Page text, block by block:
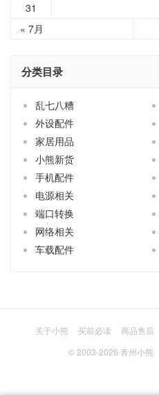
« 7月
31
分类目录
乱七八糟
外设配件
家居用品
小熊新货
手机配件
电源相关
端口转换
网络相关
车载配件
关于小熊 买前必读 商品售后
© 2003-2026 青州小熊